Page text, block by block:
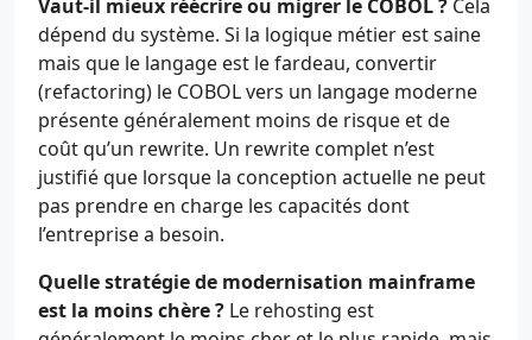
Vaut-il mieux réécrire ou migrer le COBOL ? Cela
dépend du système. Si la logique métier est saine
mais que le langage est le fardeau, convertir
(refactoring) le COBOL vers un langage moderne
présente généralement moins de risque et de
coût qu’un rewrite. Un rewrite complet n’est
justifié que lorsque la conception actuelle ne peut
pas prendre en charge les capacités dont
l’entreprise a besoin.
Quelle stratégie de modernisation mainframe
est la moins chère ? Le rehosting est